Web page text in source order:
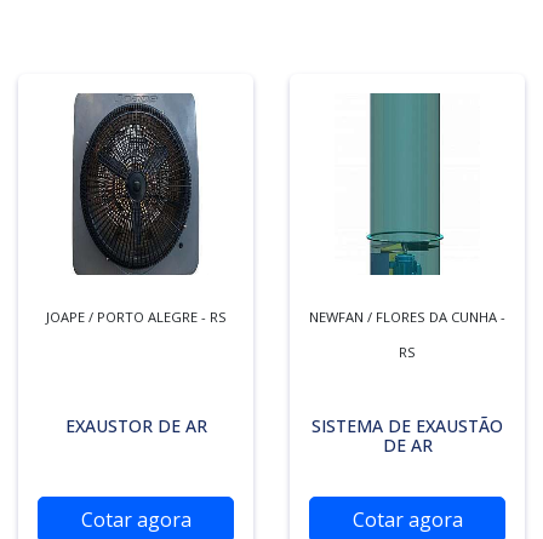
JOAPE / PORTO ALEGRE - RS
EXAUSTOR DE AR
Cotar agora
NEWFAN / FLORES DA CUNHA -
RS
SISTEMA DE EXAUSTÃO
DE AR
Cotar agora